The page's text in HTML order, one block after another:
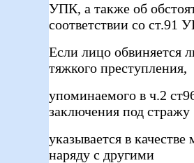
УПК, а также об
соответствии со ст.91
Если лицо обвиняется
тяжкого преступления,
упоминаемого в ч.2
заключения под стражу
указывается в
наряду с другими